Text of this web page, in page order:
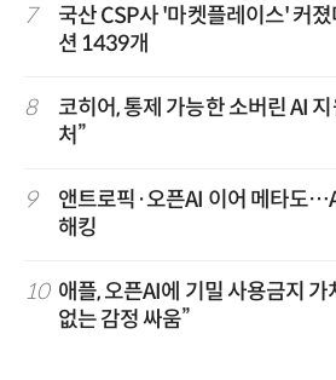
7
국산 CSP사 '마켓플레이스' 커
션 1439개
8
코히어, 통제 가능한 소버린 AI
처”
9
앤트로픽·오픈AI 이어 메타도
해킹
10 애플, 오픈AI에 기밀 사용금지
없는 감정 싸움”